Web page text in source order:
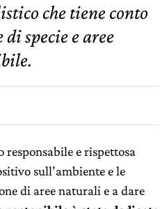
che tiene conto
specie e aree
e rispettosa
sull’ambiente e le
di aree naturali e a dare